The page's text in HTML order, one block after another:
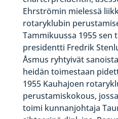
Ehrströmin mielessä
rotaryklubin
Tammikuussa 1955 sen
presidentti Fredrik
Åsmus ryhtyivät
heidän toimestaan
1955 Kauhajoen
perustamiskokous,
toimi kunnanjohtaja